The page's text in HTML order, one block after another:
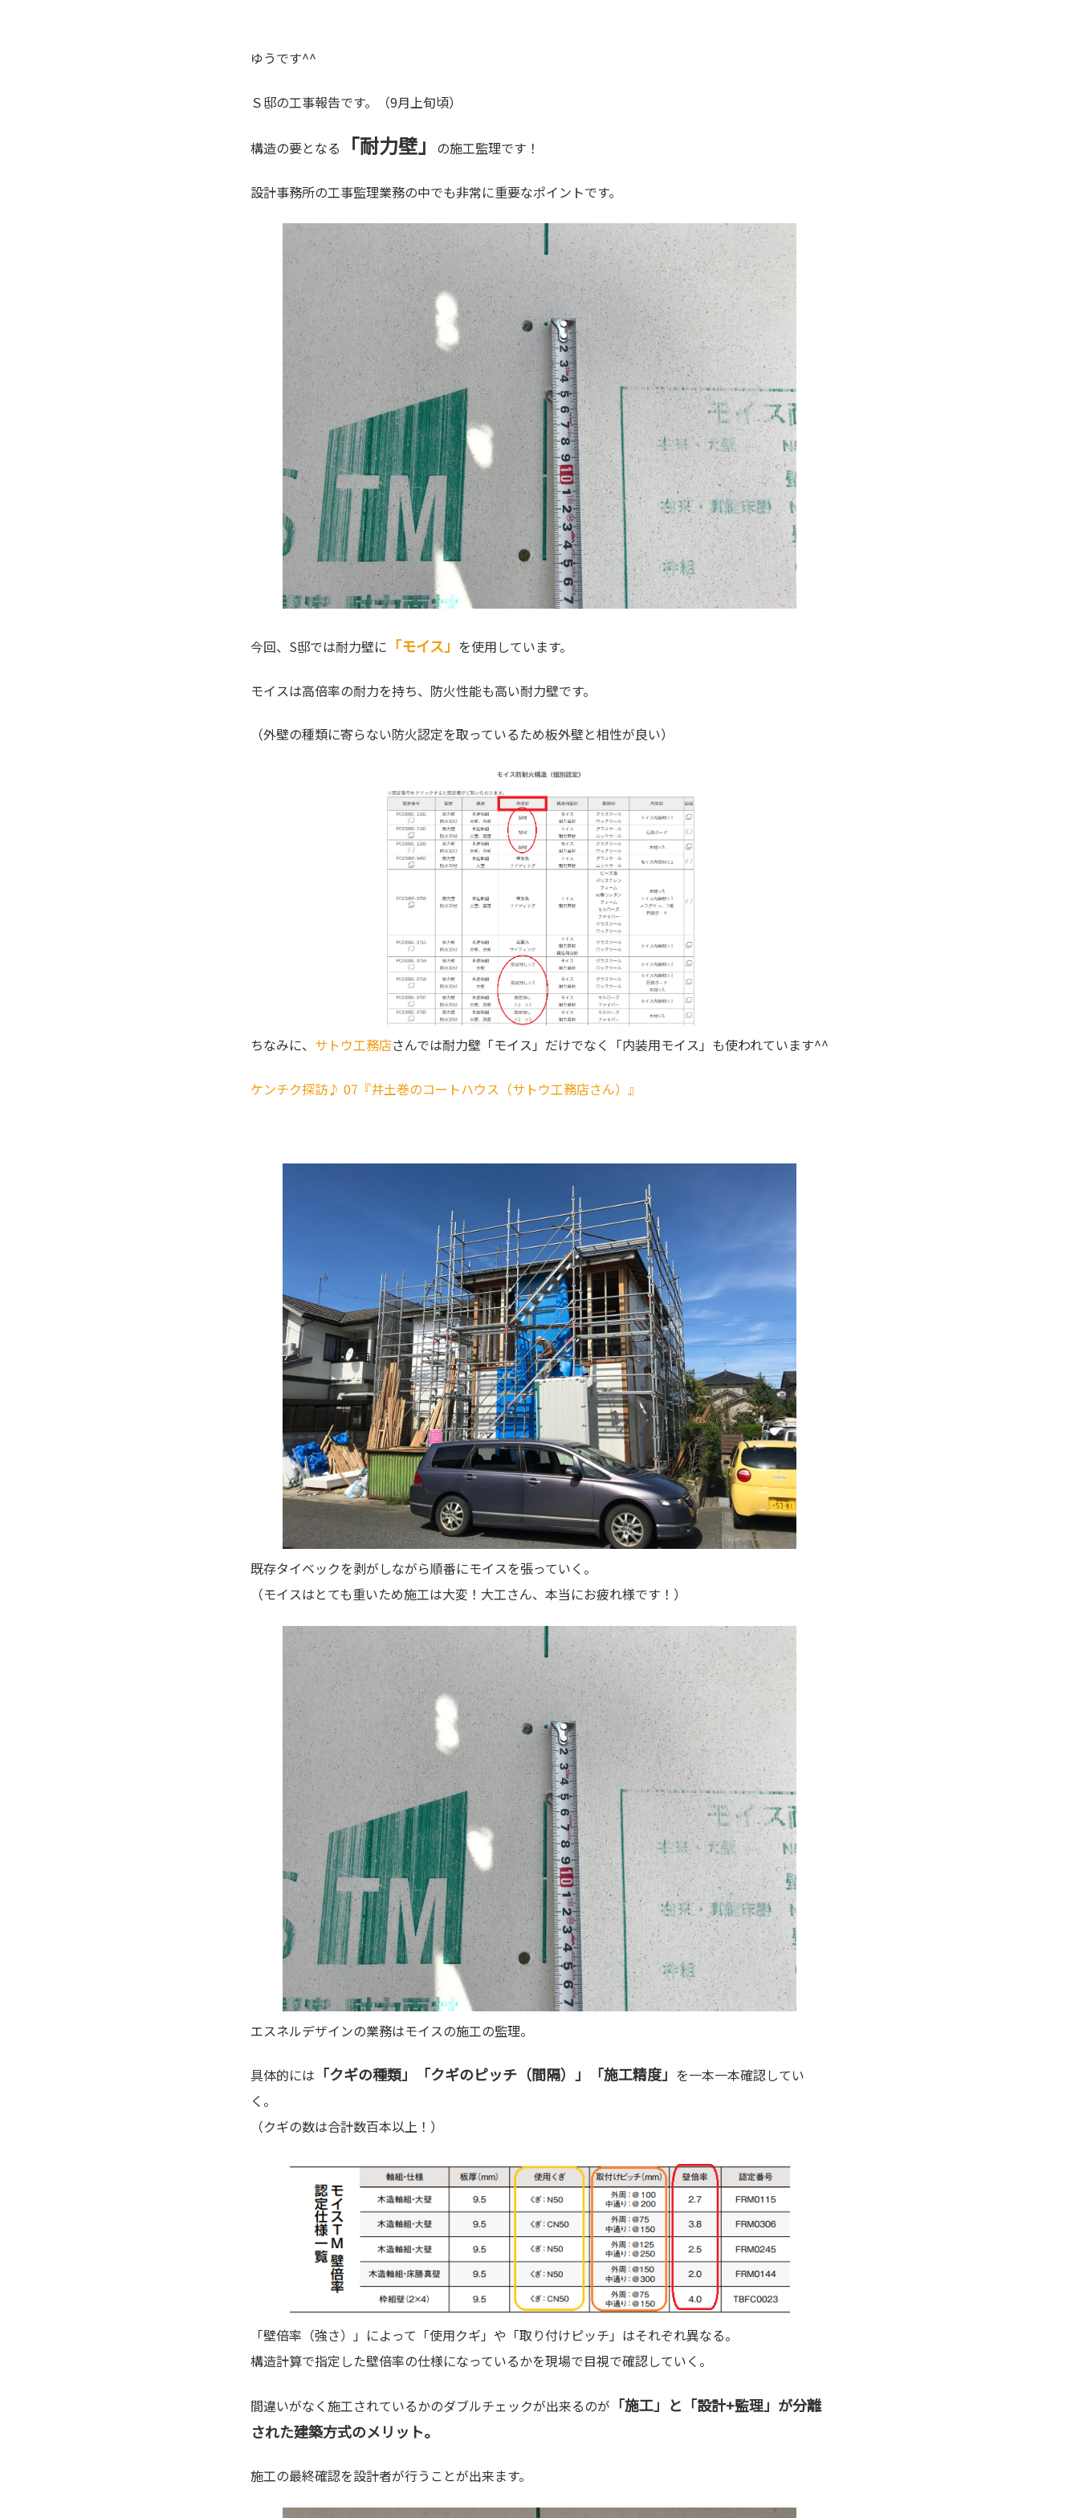
ゆうです^^
Ｓ邸の工事報告です。（9月上旬頃）
構造の要となる 「耐力壁」 の施工監理です！
設計事務所の工事監理業務の中でも非常に重要なポイントです。
今回、S邸では耐力壁に 「モイス」 を使用しています。
モイスは高倍率の耐力を持ち、防火性能も高い耐力壁です。
（外壁の種類に寄らない防火認定を取っているため板外壁と相性が良い）
ちなみに、 サトウ工務店さんでは耐力壁「モイス」だけでなく「内装用モイス」も使われています^^
ケンチク探訪♪ 07『井土巻のコートハウス（サトウ工務店さん）』
既存タイベックを剥がしながら順番にモイスを張っていく。
（モイスはとても重いため施工は大変！大工さん、本当にお疲れ様です！）
エスネルデザインの業務はモイスの施工の監理。
具体的には 「クギの種類」「クギのピッチ（間隔）」「施工精度」 を一本一本確認してい
く。
（クギの数は合計数百本以上！）
「壁倍率（強さ）」によって「使用クギ」や「取り付けピッチ」はそれぞれ異なる。
構造計算で指定した壁倍率の仕様になっているかを現場で目視で確認していく。
間違いがなく施工されているかのダブルチェックが出来るのが 「施工」と「設計+監理」が分離
された建築方式のメリット。
施工の最終確認を設計者が行うことが出来ます。